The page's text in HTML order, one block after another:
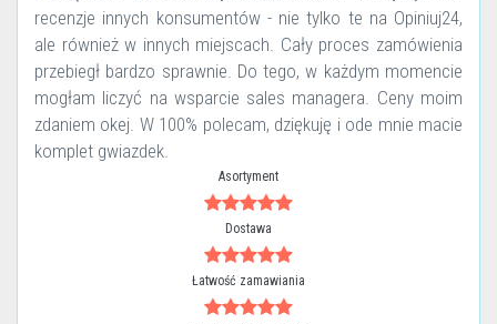
recenzje innych konsumentów - nie tylko te na Opiniuj24,
ale również w innych miejscach. Cały proces zamówienia
przebiegł bardzo sprawnie. Do tego, w każdym momencie
mogłam liczyć na wsparcie sales managera. Ceny moim
zdaniem okej. W 100% polecam, dziękuję i ode mnie macie
komplet gwiazdek.
Asortyment
Dostawa
Łatwość zamawiania